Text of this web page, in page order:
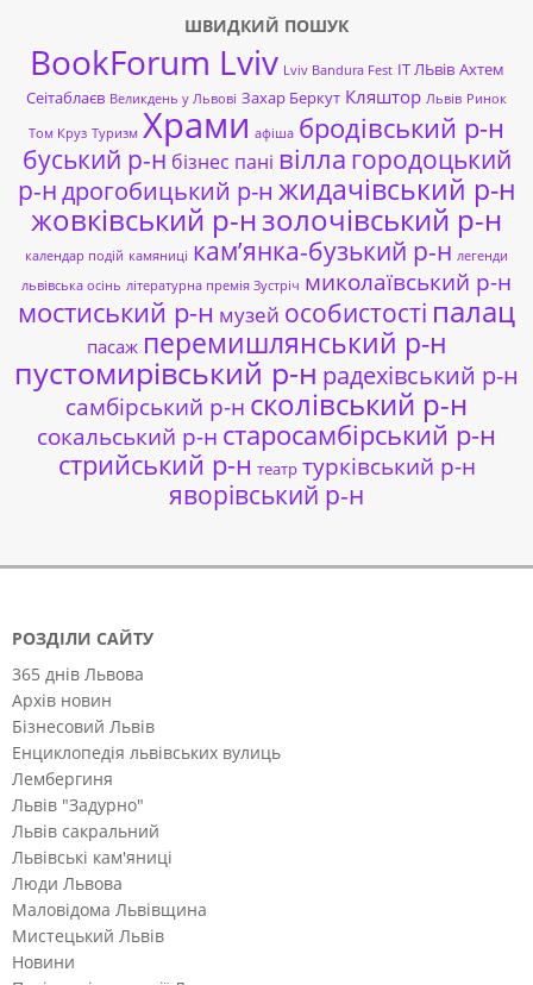
ШВИДКИЙ ПОШУК
BookForum Lviv Lviv Bandura Fest ІТ ЛЬвів Ахтем
Сеітаблаєв Великдень у Львові Захар Беркут Кляштор Львів Ринок
Том Круз Туризм Храми афіша бродівський р-н
буський р-н бізнес пані вілла городоцький
р-ндрогобицький р-н жидачівський р-н
жовківський р-нзолочівський р-н
календар подій камяниці кам’янка-бузький р-н легенди
львівська осінь літературна премія Зустріч миколаївський р-н
мостиський р-н музей особистості палац
пасаж перемишлянський р-н
пустомирівський р-н радехівський р-н
самбірський р-н сколівський р-н
сокальський р-н старосамбірський р-н
стрийський р-н театр турківський р-н
яворівський р-н
РОЗДІЛИ САЙТУ
365 днів Львова
Архів новин
Бізнесовий Львів
Енциклопедія львівських вулиць
Лембергиня
Львів "Задурно"
Львів сакральний
Львівські кам'яниці
Люди Львова
Маловідома Львівщина
Мистецький Львів
Новини